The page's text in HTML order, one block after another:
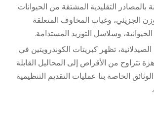
بالمصادر التقليدية المشتقة من الحيوانات:
الجزيئي، وغياب المخاوف المتعلقة
وسلاسل التوريد المستدامة.
تظهر كبريتات الكوندرويتين في
تتراوح من الأقراص إلى المحاليل القابلة
الخاصة بنا عمليات التقديم التنظيمية